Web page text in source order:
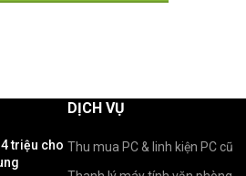
triệu cho
DỊCH VỤ
Thu mua PC & linh kiện PC cũ